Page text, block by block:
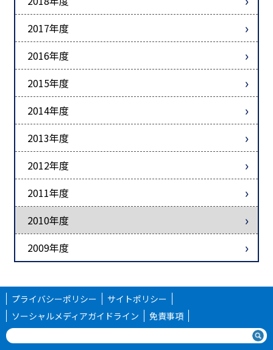
2017年度
2016年度
2015年度
2014年度
2013年度
2012年度
2011年度
2010年度
2009年度
プライバシーポリシー
サイトポリシー
ソーシャルメディアガイドライン
免責事項